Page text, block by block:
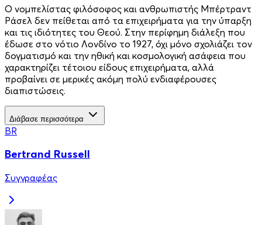
Ο νομπελίστας φιλόσοφος και ανθρωπιστής Μπέρτραντ
Ράσελ δεν πείθεται από τα επιχειρήματα για την ύπαρξη
και τις ιδιότητες του Θεού. Στην περίφημη διάλεξη που
έδωσε στο νότιο Λονδίνο το 1927, όχι μόνο σχολιάζει τον
δογματισμό και την ηθική και κοσμολογική ασάφεια που
χαρακτηρίζει τέτοιου είδους επιχειρήματα, αλλά
προβαίνει σε μερικές ακόμη πολύ ενδιαφέρουσες
διαπιστώσεις.
Διάβασε περισσότερα
BR
Bertrand Russell
Συγγραφέας